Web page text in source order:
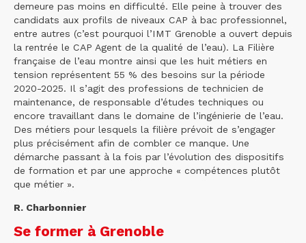
demeure pas moins en difficulté. Elle peine à trouver des
candidats aux profils de niveaux CAP à bac professionnel,
entre autres (c’est pourquoi l’IMT Grenoble a ouvert depuis
la rentrée le CAP Agent de la qualité de l’eau). La Filière
française de l’eau montre ainsi que les huit métiers en
tension représentent 55 % des besoins sur la période
2020-2025. Il s’agit des professions de technicien de
maintenance, de responsable d’études techniques ou
encore travaillant dans le domaine de l’ingénierie de l’eau.
Des métiers pour lesquels la filière prévoit de s’engager
plus précisément afin de combler ce manque. Une
démarche passant à la fois par l’évolution des dispositifs
de formation et par une approche « compétences plutôt
que métier ».
R. Charbonnier
Se former à Grenoble